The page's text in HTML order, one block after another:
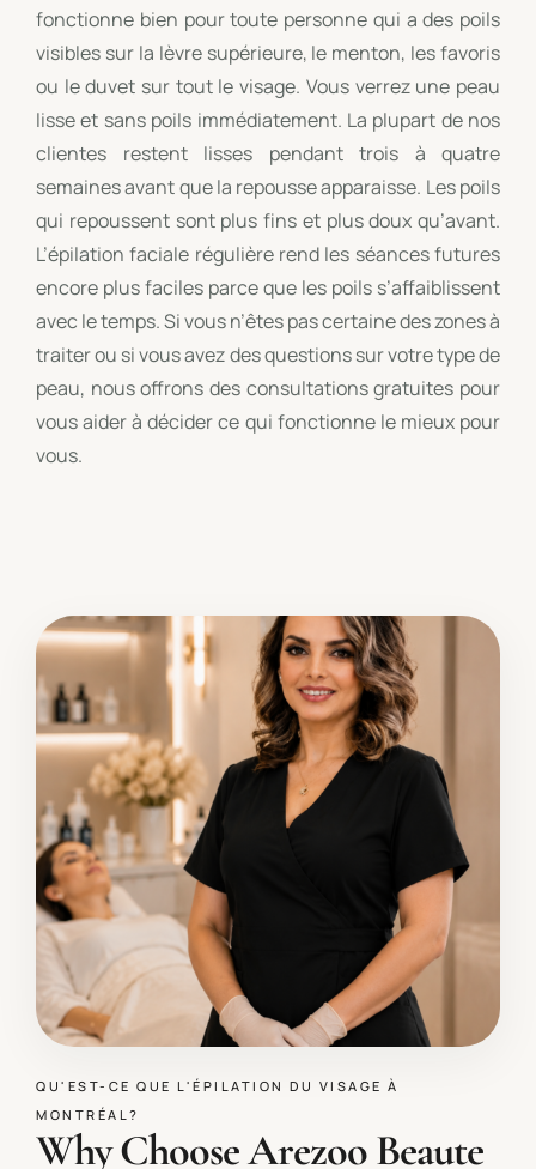
fonctionne bien pour toute personne qui a des poils
visibles sur la lèvre supérieure, le menton, les favoris
ou le duvet sur tout le visage. Vous verrez une peau
lisse et sans poils immédiatement. La plupart de nos
clientes restent lisses pendant trois à quatre
semaines avant que la repousse apparaisse. Les poils
qui repoussent sont plus fins et plus doux qu’avant.
L’épilation faciale régulière rend les séances futures
encore plus faciles parce que les poils s’affaiblissent
avec le temps. Si vous n’êtes pas certaine des zones à
traiter ou si vous avez des questions sur votre type de
peau, nous offrons des consultations gratuites pour
vous aider à décider ce qui fonctionne le mieux pour
vous.
QU'EST-CE QUE L'ÉPILATION DU VISAGE À
MONTRÉAL?
Why Choose Arezoo Beaute